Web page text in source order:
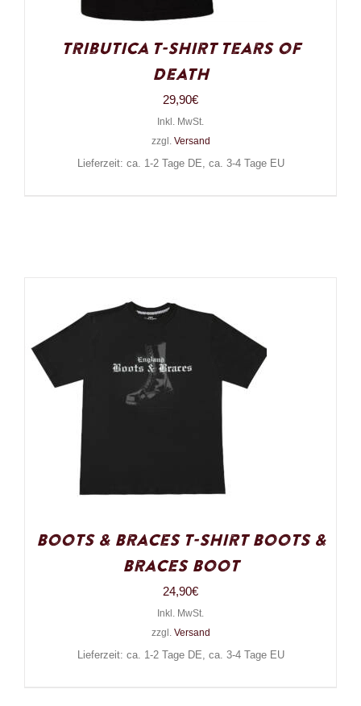
Tributica T-Shirt Tears of
Death
29,90€
Inkl. MwSt.
zzgl. Versand
Lieferzeit: ca. 1-2 Tage DE, ca. 3-4 Tage EU
Boots & Braces T-Shirt Boots &
Braces Boot
24,90€
Inkl. MwSt.
zzgl. Versand
Lieferzeit: ca. 1-2 Tage DE, ca. 3-4 Tage EU